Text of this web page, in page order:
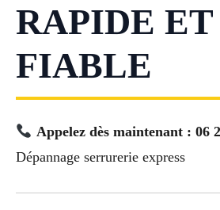
RAPIDE ET
FIABLE
Appelez dès maintenant : 06
Dépannage serrurerie express